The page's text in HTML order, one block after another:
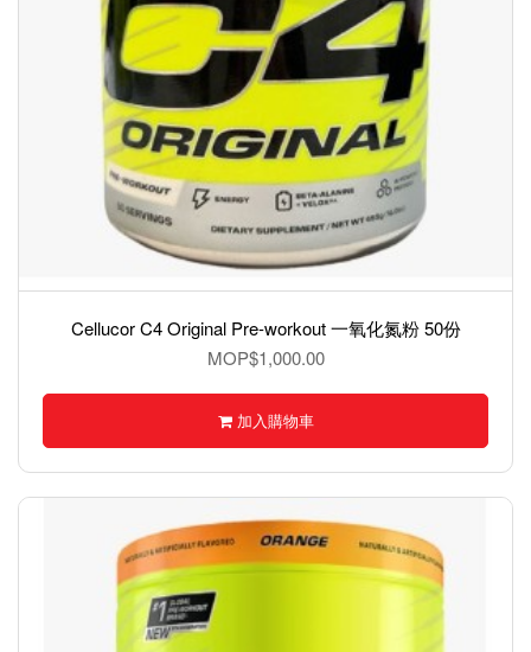
Cellucor C4 Original Pre-workout 一氧化氮粉 50份
MOP$1,000.00
加入購物車